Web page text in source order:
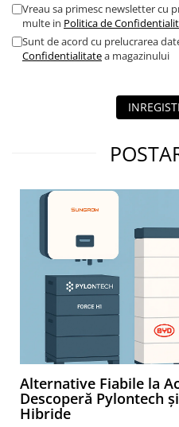
Vreau sa primesc newsletter cu
multe in Politica de
Sunt de acord cu prelucrarea
Confidentialitatea magazinului
Alternative Fiabile la
Descoperă Pylontech
Hibride